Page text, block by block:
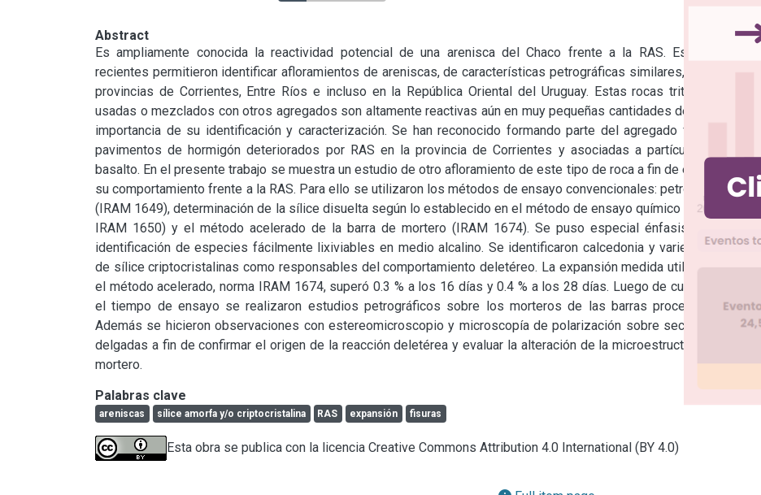
Abstract
Es ampliamente conocida la reactividad potencial de una arenisca del Chaco frente a la RAS. Estudios
recientes permitieron identificar afloramientos de areniscas, de características petrográficas similares, en las
provincias de Corrientes, Entre Ríos e incluso en la República Oriental del Uruguay. Estas rocas trituradas
usadas o mezclados con otros agregados son altamente reactivas aún en muy pequeñas cantidades de allí la
importancia de su identificación y caracterización. Se han reconocido formando parte del agregado fino en
pavimentos de hormigón deteriorados por RAS en la provincia de Corrientes y asociadas a partículas de
basalto. En el presente trabajo se muestra un estudio de otro afloramiento de este tipo de roca a fin de evaluar
su comportamiento frente a la RAS. Para ello se utilizaron los métodos de ensayo convencionales: petrografía
(IRAM 1649), determinación de la sílice disuelta según lo establecido en el método de ensayo químico (norma
IRAM 1650) y el método acelerado de la barra de mortero (IRAM 1674). Se puso especial énfasis en la
identificación de especies fácilmente lixiviables en medio alcalino. Se identificaron calcedonia y variedades
de sílice criptocristalinas como responsables del comportamiento deletéreo. La expansión medida utilizando
el método acelerado, norma IRAM 1674, superó 0.3 % a los 16 días y 0.4 % a los 28 días. Luego de cumplido
el tiempo de ensayo se realizaron estudios petrográficos sobre los morteros de las barras procesadas.
Además se hicieron observaciones con estereomicroscopio y microscopía de polarización sobre secciones
delgadas a fin de confirmar el origen de la reacción deletérea y evaluar la alteración de la microestructura del
mortero.
Palabras clave
areniscas sílice amorfa y/o criptocristalina RAS expansión fisuras
Esta obra se publica con la licencia Creative Commons Attribution 4.0 International (BY 4.0)